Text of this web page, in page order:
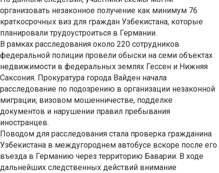
организовать незаконное получение как минимум 76
краткосрочных виз для граждан Узбекистана, которые
планировали трудоустроиться в Германии.
В рамках расследования около 220 сотрудников
федеральной полиции провели обыски на семи объектах
недвижимости в федеральных землях Гессен и Нижняя
Саксония. Прокуратура города Вайден начала
расследование по подозрению в организации незаконной
миграции, визовом мошенничестве, подделке
документов и нарушении правил пребывания
иностранцев.
Поводом для расследования стала проверка гражданина
Узбекистана в междугороднем автобусе вскоре после его
въезда в Германию через территорию Баварии. В ходе
дальнейших следственных действий внимание